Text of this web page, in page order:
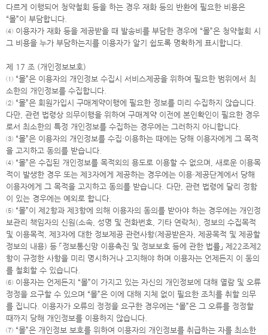
다르게 이행되어 청약철회 등을 하는 경우 재화 등의 반환에 필요한 비용은
“몰”이 부담합니다.
④ 이용자가 재화 등을 제공받을 때 발송비를 부담한 경우에 “몰”은 청약철회 시
그 비용을 누가 부담하는지를 이용자가 알기 쉽도록 명확하게 표시합니다.
제 17 조 (개인정보보호)
① “몰”은 이용자의 개인정보 수집시 서비스제공을 위하여 필요한 범위에서 최
소한의 개인정보를 수집합니다.
② “몰”은 회원가입시 구매계약이행에 필요한 정보를 미리 수집하지 않습니다.
다만, 관련 법령상 의무이행을 위하여 구매계약 이전에 본인확인이 필요한 경우
로서 최소한의 특정 개인정보를 수집하는 경우에는 그러하지 아니합니다.
③ “몰”은 이용자의 개인정보를 수집·이용하는 때에는 당해 이용자에게 그 목적
을 고지하고 동의를 받습니다.
④ “몰”은 수집된 개인정보를 목적외의 용도로 이용할 수 없으며, 새로운 이용목
적이 발생한 경우 또는 제3자에게 제공하는 경우에는 이용·제공단계에서 당해
이용자에게 그 목적을 고지하고 동의를 받습니다. 다만, 관련 법령에 달리 정함
이 있는 경우에는 예외로 합니다.
⑤ “몰”이 제2항과 제3항에 의해 이용자의 동의를 받아야 하는 경우에는 개인정
보관리 책임자의 신원(소속, 성명 및 전화번호, 기타 연락처), 정보의 수집목적
및 이용목적, 제3자에 대한 정보제공 관련사항(제공받은자, 제공목적 및 제공할
정보의 내용) 등 「정보통신망 이용촉진 및 정보보호 등에 관한 법률」 제22조제2
항이 규정한 사항을 미리 명시하거나 고지해야 하며 이용자는 언제든지 이 동의
를 철회할 수 있습니다.
⑥ 이용자는 언제든지 “몰”이 가지고 있는 자신의 개인정보에 대해 열람 및 오류
정정을 요구할 수 있으며 “몰”은 이에 대해 지체 없이 필요한 조치를 취할 의무
를 집니다. 이용자가 오류의 정정을 요구한 경우에는 “몰”은 그 오류를 정정할
때까지 당해 개인정보를 이용하지 않습니다.
⑦ “몰”은 개인정보 보호를 위하여 이용자의 개인정보를 취급하는 자를 최소한